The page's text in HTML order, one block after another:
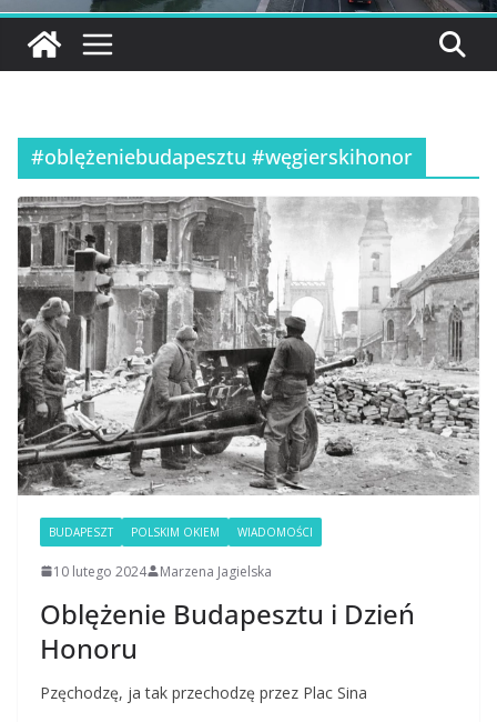
#oblężeniebudapesztu #węgierskihonor
BUDAPESZT POLSKIM OKIEM WIADOMOŚCI
10 lutego 2024 Marzena Jagielska
Oblężenie Budapesztu i Dzień
Honoru
Pzęchodzę, ja tak przechodzę przez Plac Sina